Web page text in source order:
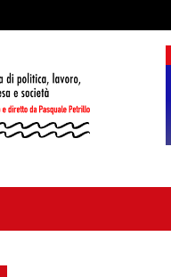
"DefibRider, il
la gente" -"Cava